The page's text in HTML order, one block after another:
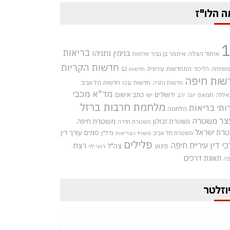
הלו"ז
איחוד הצלה איתמר בן גביר אלימות בנימין נתניהו בריאות
משפחה הליכוד התחדשות עירונית חדשות 12 חדשות הקריות
חיפה חדשות נתניה חדשות עכו חדשות תל אביב
חמאס יונה יהב ירושלים יש כתב אישום מד"א מכבי
בריאות מלחמה מלחמת חרבות ברזל
משטרה משטרת זבולון משטרת חדרה משטרת חיפה
ישראל משטרת תל אביב משרד הבריאות נדל"ן סמים עורך דין
דין עיריית חיפה פיגוע פלילים צה"ל רועי לוי רצח
תאונת דרכים